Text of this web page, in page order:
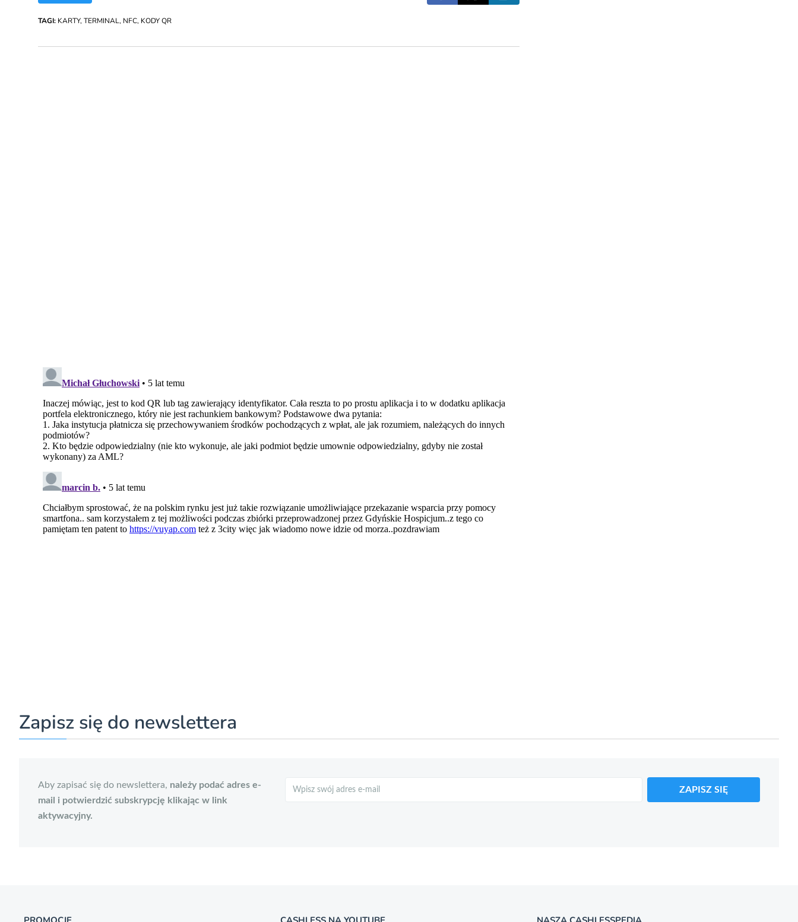
TAGI: KARTY, TERMINAL, NFC, KODY QR
Zapisz się do newslettera
Aby zapisać się do newslettera, należy podać adres e-
mail i potwierdzić subskrypcję klikając w link
aktywacyjny.
ZAPISZ SIĘ